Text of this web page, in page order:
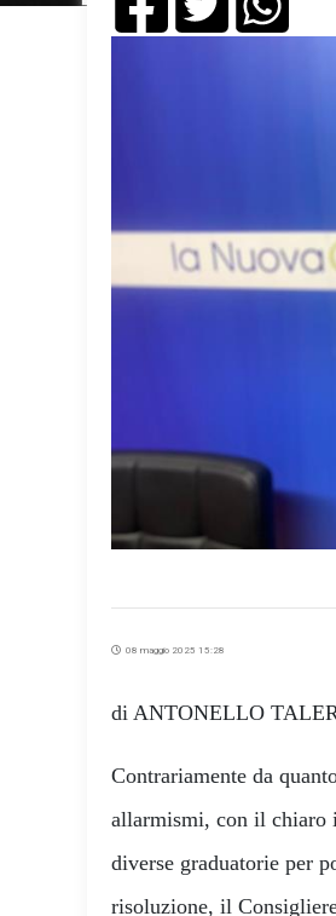
08 maggio 2025 15:28
di ANTONELLO
Contrariamente da
allarmismi, con il chiaro
diverse graduatorie per
risoluzione, il